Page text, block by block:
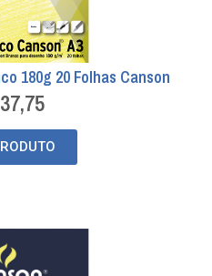
180g 20 Folhas Canson
37,75